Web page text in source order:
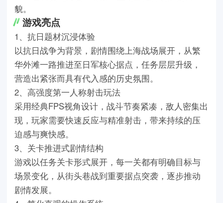
貌。
游戏亮点
1、抗日题材沉浸体验
以抗日战争为背景，剧情围绕上海战场展开，从繁
华外滩一路推进至日军核心据点，任务层层升级，
营造出紧张而具有代入感的历史氛围。
2、高强度第一人称射击玩法
采用经典FPS视角设计，战斗节奏紧凑，敌人密集出
现，玩家需要快速反应与精准射击，带来持续的压
迫感与爽快感。
3、关卡推进式剧情结构
游戏以任务关卡形式展开，每一关都有明确目标与
场景变化，从街头巷战到重要据点突袭，逐步推动
剧情发展。